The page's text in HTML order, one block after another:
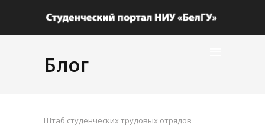
Блог
Штаб студенческих трудовых отрядов